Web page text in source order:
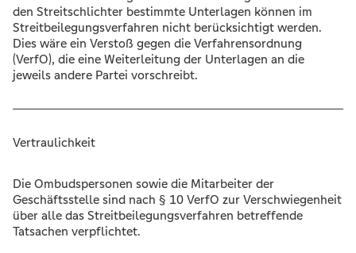
den Streitschlichter bestimmte Unterlagen können im
Streitbeilegungsverfahren nicht berücksichtigt werden.
Dies wäre ein Verstoß gegen die Verfahrensordnung
(VerfO), die eine Weiterleitung der Unterlagen an die
jeweils andere Partei vorschreibt.
Vertraulichkeit
Die Ombudspersonen sowie die Mitarbeiter der
Geschäftsstelle sind nach § 10 VerfO zur Verschwiegenheit
über alle das Streitbeilegungsverfahren betreffende
Tatsachen verpflichtet.